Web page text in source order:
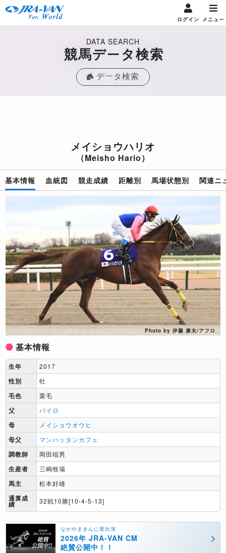
ログイン メニュー
DATA SEARCH
競馬データ検索
データ検索
メイショウハリオ
（Meisho Hario）
基本情報 血統図 競走成績 距離別 馬場状態別 関連ニ
Photo by 伊藤 康夫/アフロ
基本情報
生年 2017
性別 牡
毛色 栗毛
父 パイロ
母 メイショウオウヒ
母父 マンハッタンカフェ
調教師 岡田稲男
生産者 三嶋牧場
馬主 松本好雄
通算成
績 32戦10勝[10-4-5-13]
なかやまきんに君出演
2026年 JRA-VAN CM
絶賛公開中！！